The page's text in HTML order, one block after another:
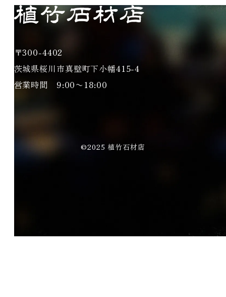
〒300-4402
茨城県桜川市真壁町下小幡415-4
営業時間 9:00〜18:00
©2025 植竹石材店